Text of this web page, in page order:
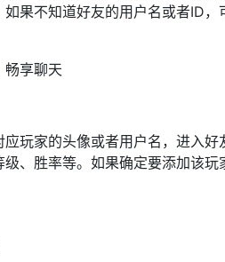
果不知道好友的用户名或者ID
玩家的头像或者用户名，进入
、胜率等。如果确定要添加该